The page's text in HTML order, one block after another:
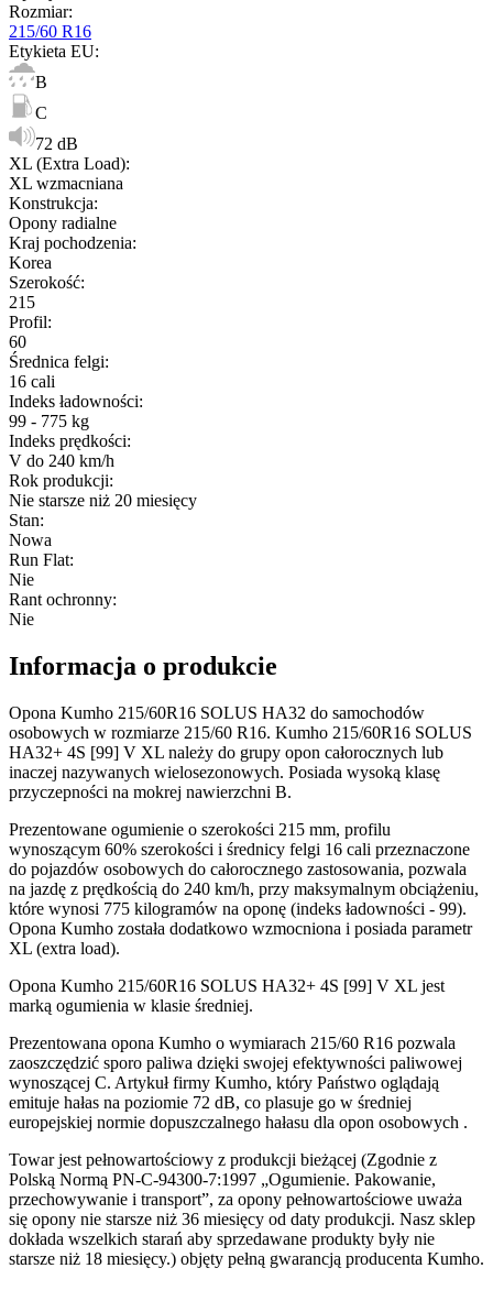
Rozmiar:
215/60 R16
Etykieta EU:
B
C
72 dB
XL (Extra Load):
XL wzmacniana
Konstrukcja:
Opony radialne
Kraj pochodzenia:
Korea
Szerokość:
215
Profil:
60
Średnica felgi:
16 cali
Indeks ładowności:
99 - 775 kg
Indeks prędkości:
V do 240 km/h
Rok produkcji:
Nie starsze niż 20 miesięcy
Stan:
Nowa
Run Flat:
Nie
Rant ochronny:
Nie
Informacja o produkcie
Opona Kumho 215/60R16 SOLUS HA32 do samochodów
osobowych w rozmiarze 215/60 R16. Kumho 215/60R16 SOLUS
HA32+ 4S [99] V XL należy do grupy opon całorocznych lub
inaczej nazywanych wielosezonowych. Posiada wysoką klasę
przyczepności na mokrej nawierzchni B.
Prezentowane ogumienie o szerokości 215 mm, profilu
wynoszącym 60% szerokości i średnicy felgi 16 cali przeznaczone
do pojazdów osobowych do całorocznego zastosowania, pozwala
na jazdę z prędkością do 240 km/h, przy maksymalnym obciążeniu,
które wynosi 775 kilogramów na oponę (indeks ładowności - 99).
Opona Kumho została dodatkowo wzmocniona i posiada parametr
XL (extra load).
Opona Kumho 215/60R16 SOLUS HA32+ 4S [99] V XL jest
marką ogumienia w klasie średniej.
Prezentowana opona Kumho o wymiarach 215/60 R16 pozwala
zaoszczędzić sporo paliwa dzięki swojej efektywności paliwowej
wynoszącej C. Artykuł firmy Kumho, który Państwo oglądają
emituje hałas na poziomie 72 dB, co plasuje go w średniej
europejskiej normie dopuszczalnego hałasu dla opon osobowych .
Towar jest pełnowartościowy z produkcji bieżącej (Zgodnie z
Polską Normą PN-C-94300-7:1997 „Ogumienie. Pakowanie,
przechowywanie i transport”, za opony pełnowartościowe uważa
się opony nie starsze niż 36 miesięcy od daty produkcji. Nasz sklep
dokłada wszelkich starań aby sprzedawane produkty były nie
starsze niż 18 miesięcy.) objęty pełną gwarancją producenta Kumho.